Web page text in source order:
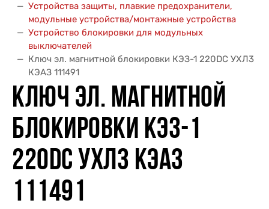
Устройства защиты, плавкие предохранители,
модульные устройства/монтажные устройства
Устройство блокировки для модульных
выключателей
Ключ эл. магнитной блокировки КЭЗ-1 220DC УХЛ3
КЭАЗ 111491
КЛЮЧ ЭЛ. МАГНИТНОЙ
БЛОКИРОВКИ КЭЗ-1
220DC УХЛ3 КЭАЗ
111491